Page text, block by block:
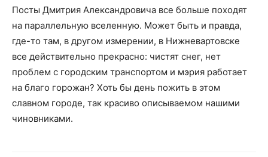
Посты Дмитрия Александровича все больше походят
на параллельную вселенную. Может быть и правда,
где-то там, в другом измерении, в Нижневартовске
все действительно прекрасно: чистят снег, нет
проблем с городским транспортом и мэрия работает
на благо горожан? Хоть бы день пожить в этом
славном городе, так красиво описываемом нашими
чиновниками.